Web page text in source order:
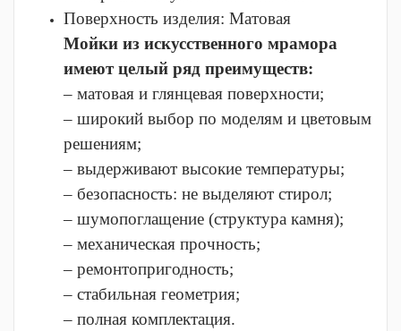
Поверхность изделия: Матовая
Мойки из искусственного мрамора
имеют целый ряд преимуществ:
– матовая и глянцевая поверхности;
– широкий выбор по моделям и цветовым
решениям;
– выдерживают высокие температуры;
– безопасность: не выделяют стирол;
– шумопоглащение (структура камня);
– механическая прочность;
– ремонтопригодность;
– стабильная геометрия;
– полная комплектация.